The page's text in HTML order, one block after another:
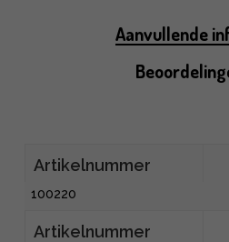
Aanvullende
Artikelnummer
100220
Artikelnummer